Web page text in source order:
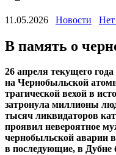
11.05.2026 Новости Нет
В память о
26 апреля текущего
на Чернобыльской
трагической вехой в
затронула миллионы
тысяч ликвидаторов
проявил невероятное
чернобыльской аварии
в последующие, в Дубне